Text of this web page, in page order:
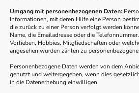
Umgang mit personenbezogenen Daten:
Informationen, mit deren Hilfe eine Person
die zurück zu einer Person verfolgt werden
Name, die Emailadresse oder die
Vorlieben, Hobbies, Mitgliedschaften oder
angesehen wurden zählen zu
Personenbezogene Daten werden von dem
genutzt und weitergegeben, wenn dies
in die Datenerhebung einwilligen.